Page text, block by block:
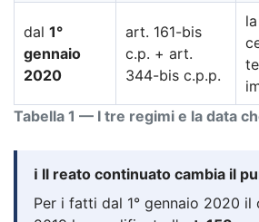
Tabella 1 — I tre regimi e la data
dal 1°
gennaio
2020
art. 161-bis
c.p. + art.
344-bis c.p.p.
ℹ️ Il reato continuato cambia il
Per i fatti dal 1° gennaio 2020